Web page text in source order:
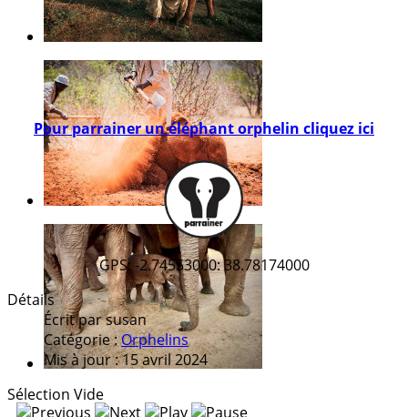
Pour parrainer un éléphant orphelin cliquez ici
GPS: -2.74553000: 38.78174000
Détails
Écrit parsusan
Catégorie :Orphelins
Mis à jour : 15 avril 2024
Sélection Vide